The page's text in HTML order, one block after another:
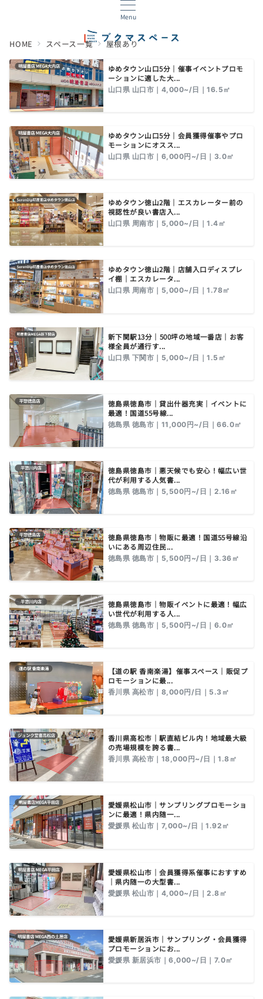
Menu
HOME スペース一覧 屋根あり
ゆめタウン山口5分｜催事イベントプロモ
ーションに適した大...
山口県 山口市｜4,000~/日｜16.5㎡
ゆめタウン山口5分｜会員獲得催事やプロ
モーションにオスス...
山口県 山口市｜6,000円~/日｜3.0㎡
ゆめタウン徳山2階｜エスカレーター前の
視認性が良い書店入...
山口県 周南市｜5,000~/日｜1.4㎡
ゆめタウン徳山2階｜店舗入口ディスプレ
イ棚｜エスカレータ...
山口県 周南市｜5,000~/日｜1.78㎡
新下関駅13分｜500坪の地域一番店｜お客
様全員が通行す...
山口県 下関市｜5,000~/日｜1.5㎡
徳島県徳島市｜貸出什器充実｜イベントに
最適！国道55号線...
徳島県 徳島市｜11,000円~/日｜66.0㎡
徳島県徳島市｜悪天候でも安心！幅広い世
代が利用する人気書...
徳島県 徳島市｜5,500円~/日｜2.16㎡
徳島県徳島市｜物販に最適！国道55号線沿
いにある周辺住民...
徳島県 徳島市｜5,500円~/日｜3.36㎡
徳島県徳島市｜物販イベントに最適！幅広
い世代が利用する人...
徳島県 徳島市｜5,500円~/日｜6.0㎡
【道の駅 香南楽湯】催事スペース｜販促プ
ロモーションに最...
香川県 高松市｜8,000円/日｜5.3㎡
香川県高松市｜駅直結ビル内！地域最大級
の売場規模を誇る書...
香川県 高松市｜18,000円~/日｜1.8㎡
愛媛県松山市｜サンプリングプロモーショ
ンに最適！県内随一...
愛媛県 松山市｜7,000~/日｜1.92㎡
愛媛県松山市｜会員獲得系催事におすすめ
｜県内随一の大型書...
愛媛県 松山市｜4,000~/日｜2.8㎡
愛媛県新居浜市｜サンプリング・会員獲得
プロモーションにお...
愛媛県 新居浜市｜6,000~/日｜7.0㎡